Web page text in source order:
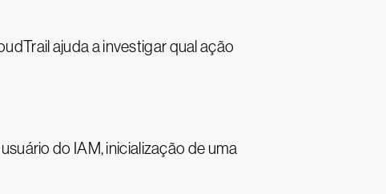
ajuda a investigar qual ação
do IAM, inicialização de uma